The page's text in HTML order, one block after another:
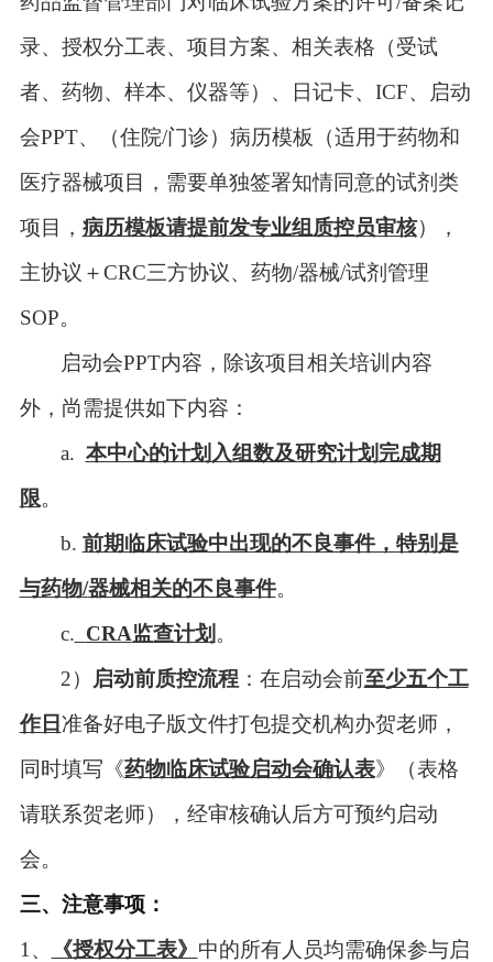
录、授权分工表、项目方案、相关表格（受试
者、药物、样本、仪器等）、日记卡、 ICF、启动
会PPT、（住院/门诊）病历模板（适用于药物和
医疗器械项目，需要单独签署知情同意的试剂类
项目 ， 病历模板请提前发专业组质控员审核），
主协议＋CRC三方协议、药物/器械/试剂管理
SOP。
启动会PPT内容，除该项目相关培训内容
外，尚需提供如下内容：
a. 本中心的计划入组数及研究计划完成期
限。
b. 前期临床试验中出现的不良事件，特别是
与药物/器械相关的不良事件。
c. CRA监查计划 。
2） 启动前质控流程：在启动会前至少五个工
作日 准备好电子版文件打包提交机构办贺老师，
同时填写《药物临床试验启动会确认表》（表格
请联系贺老师），经审核确认后方可预约启动
会。
三、注意事项：
1 、 《授权分工表》 中的所有人员均需确保参与启